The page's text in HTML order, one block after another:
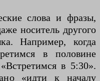
слова и фразы,
носитель другого
Например, когда
в половине
в 5:30».
«идти к началу